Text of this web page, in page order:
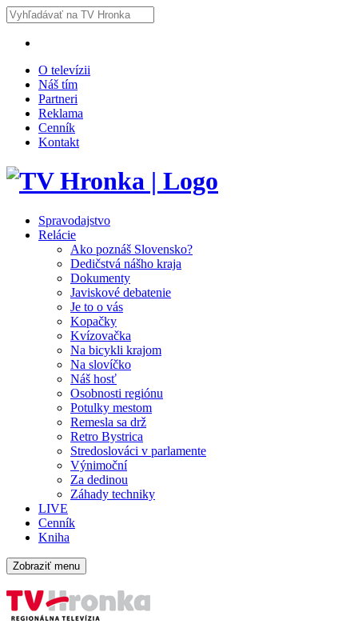
O televízii
Náš tím
Partneri
Reklama
Cenník
Kontakt
Spravodajstvo
Relácie
Ako poznáš Slovensko?
Dedičstvá nášho kraja
Dokumenty
Javiskové debatenie
Je to o vás
Kopačky
Kvízovačka
Na bicykli krajom
Na slovíčko
Náš hosť
Osobnosti regiónu
Potulky mestom
Remesla sa drž
Retro Bystrica
Stredoslováci v parlamente
Výnimoční
Za dedinou
Záhady techniky
LIVE
Cenník
Kniha
Zobraziť menu